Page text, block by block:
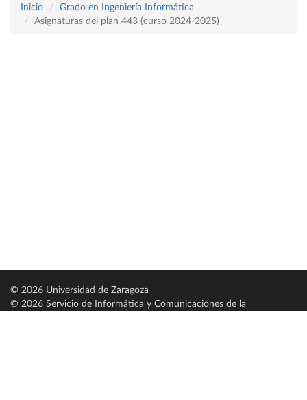
Inicio
Grado en Ingeniería Informática
Asignaturas del plan 443 (curso 2024-2025)
© 2026 Universidad de Zaragoza
© 2026 Servicio de Informática y Comunicaciones de la